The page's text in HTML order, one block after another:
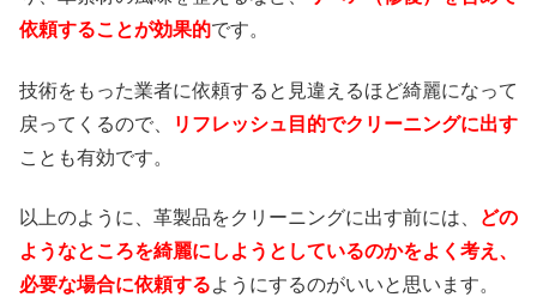
依頼することが効果的です。
技術をもった業者に依頼すると見違えるほど綺麗になって
戻ってくるので、
リフレッシュ目的でクリーニングに出す
ことも有効です。
以上のように、革製品をクリーニングに出す前には、
どの
ようなところを綺麗にしようとしているのかをよく考え、
必要な場合に依頼するようにするのがいいと思います。